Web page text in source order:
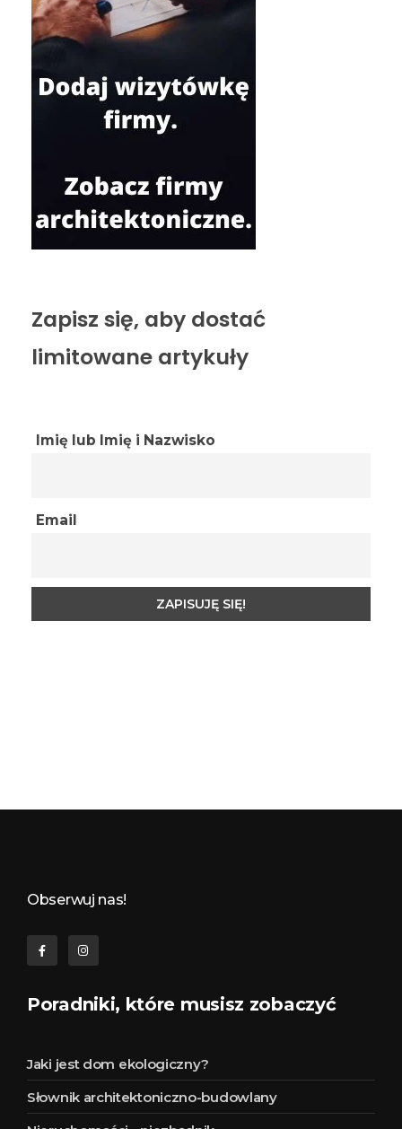
Zapisz się, aby dostać
limitowane artykuły
Imię lub Imię i Nazwisko
Email
Obserwuj nas!
Poradniki, które musisz zobaczyć
Jaki jest dom ekologiczny?
Słownik architektoniczno-budowlany